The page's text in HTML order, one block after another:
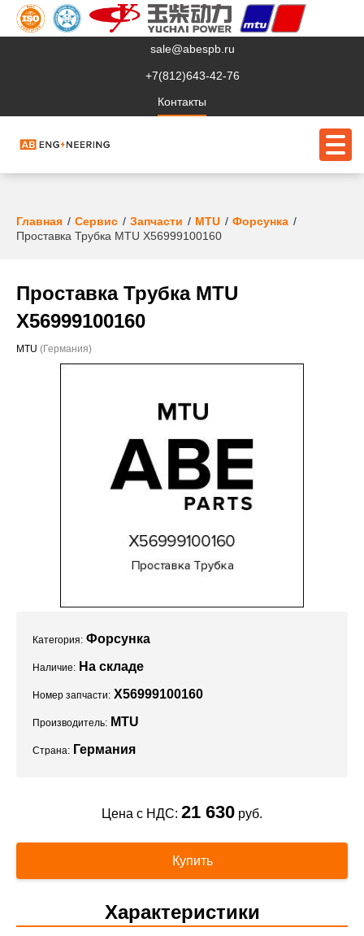
sale@abespb.ru
+7(812)643-42-76
Контакты
О компании
Сервис
Главная Сервис Запчасти MTU
Форсунка
Проставка Трубка MTU X56999100160
Проставка Трубка MTU
X56999100160
MTU (Германия)
Категория: Форсунка
Наличие: На складе
Номер запчасти: X56999100160
Производитель: MTU
Страна: Германия
Цена с НДС: 21 630 руб.
Купить
Характеристики